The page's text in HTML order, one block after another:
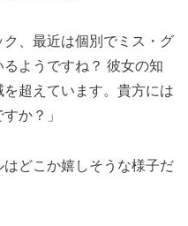
ク、最近は個別でミス・グ
ようですね？ 彼女の知
超えています。貴方には
か？」
どこか嬉しそうな様子だ